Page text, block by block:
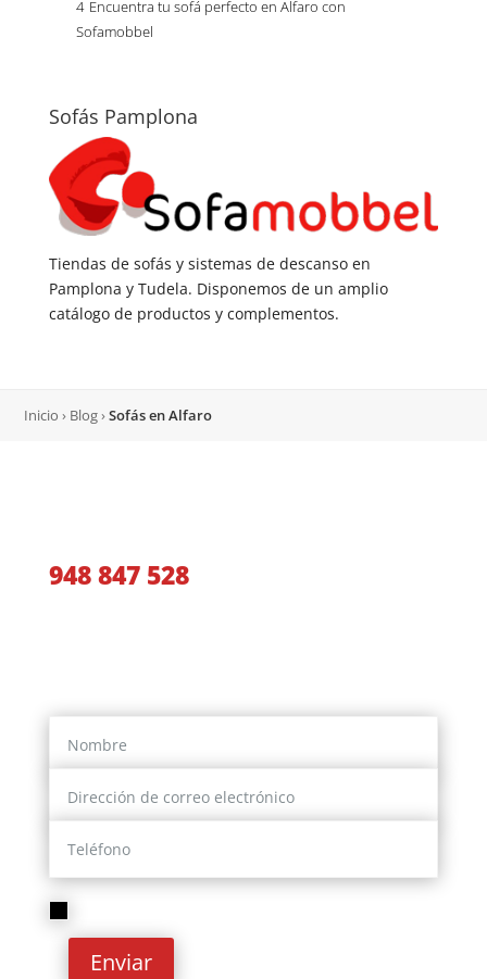
4 Encuentra tu sofá perfecto en Alfaro con
Sofamobbel
Sofás Pamplona
Tiendas de sofás y sistemas de descanso en
Pamplona y Tudela. Disponemos de un amplio
catálogo de productos y complementos.
Inicio › Blog›Sofás en Alfaro
948 847 528
Enviar